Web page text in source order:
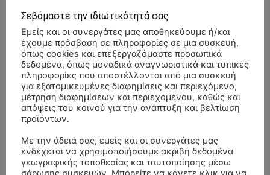
ΜΝΗΜΟΣΥΝΟ
10/5/2026 –
ΛΟΥΚΙΑ Γ.
ΓΕΩΡΓΑΛΗ
ΕΞΑΜΗΝΟ
Αιτωλοακαρνανίας
6 Μαΐου, 2026
ΜΝΗΜΟΣΥΝΟ
10/5/2026 –
ΠΑΝΑΓΙΩΤΗΣ Δ.
ΜΑΝΔΑΛΟΣ
Αιτωλοακαρνανίας
6 Μαΐου, 2026
.
Σεβόμαστε την ιδιωτικότητά σας
Εμείς και οι συνεργάτες μας αποθηκεύουμε ή/και
έχουμε πρόσβαση σε πληροφορίες σε μια συσκευή,
όπως cookies και επεξεργαζόμαστε προσωπικά
δεδομένα, όπως μοναδικά αναγνωριστικά και τυπικές
πληροφορίες που αποστέλλονται από μια συσκευή
για εξατομικευμένες διαφημίσεις και περιεχόμενο,
μέτρηση διαφημίσεων και περιεχομένου, καθώς και
απόψεις του κοινού για την ανάπτυξη και βελτίωση
προϊόντων.
Με την άδειά σας, εμείς και οι συνεργάτες μας
ενδέχεται να χρησιμοποιήσουμε ακριβή δεδομένα
γεωγραφικής τοποθεσίας και ταυτοποίησης μέσω